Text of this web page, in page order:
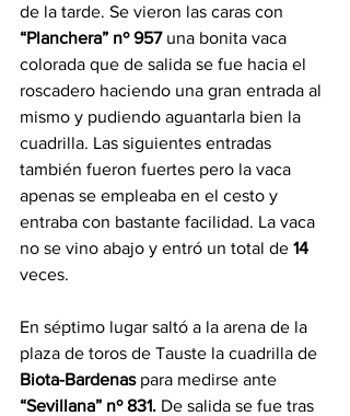
de la tarde. Se vieron las caras con
“Planchera” nº 957 una bonita vaca
colorada que de salida se fue hacia el
roscadero haciendo una gran entrada al
mismo y pudiendo aguantarla bien la
cuadrilla. Las siguientes entradas
también fueron fuertes pero la vaca
apenas se empleaba en el cesto y
entraba con bastante facilidad. La vaca
no se vino abajo y entró un total de 14
veces.
En séptimo lugar saltó a la arena de la
plaza de toros de Tauste la cuadrilla de
Biota-Bardenas para medirse ante
“Sevillana” nº 831. De salida se fue tras